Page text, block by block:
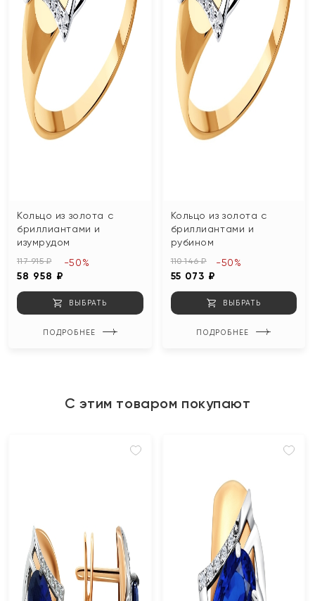
Кольцо из золота с
бриллиантами и
изумрудом
117 915 ₽
58 958 ₽
-50%
ВЫБРАТЬ
ПОДРОБНЕЕ
Кольцо из золота с
бриллиантами и
рубином
110 146 ₽
55 073 ₽
-50%
ВЫБРАТЬ
ПОДРОБНЕЕ
С этим товаром покупают